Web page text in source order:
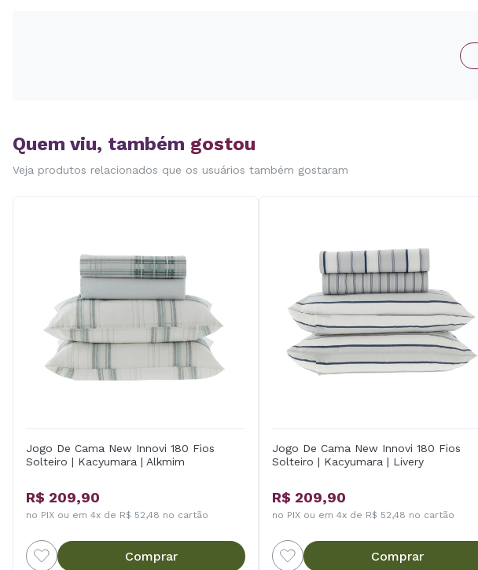
Quem viu, também gostou
Veja produtos relacionados que os usuários também gostaram
Jogo De Cama New Innovi 180 Fios
Solteiro | Kacyumara | Alkmim
R$ 209,90
no PIX ou em 4x de R$ 52,48 no cartão
Comprar
Jogo De Cama New Innovi 180 Fios
Solteiro | Kacyumara | Livery
R$ 209,90
no PIX ou em 4x de R$ 52,48 no cartão
Comprar